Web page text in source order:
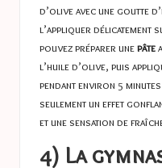
d’olive avec une goutte
l’appliquer délicatement
pouvez préparer unepâte
l’huile d’olive, puis
pendant environ 5
seulement un effet
et une sensation de
4) La